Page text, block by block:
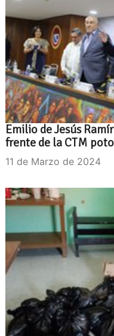
Emilio de Jesús
frente de la CTM
11 de Marzo de 2024